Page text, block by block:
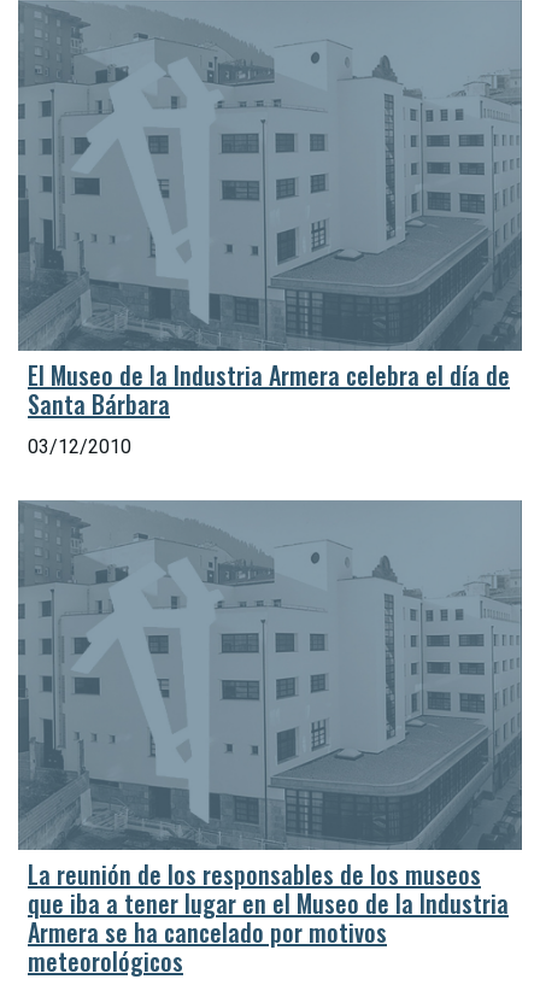
El Museo de la Industria Armera celebra el día de
Santa Bárbara
03/12/2010
La reunión de los responsables de los museos
que iba a tener lugar en el Museo de la Industria
Armera se ha cancelado por motivos
meteorológicos